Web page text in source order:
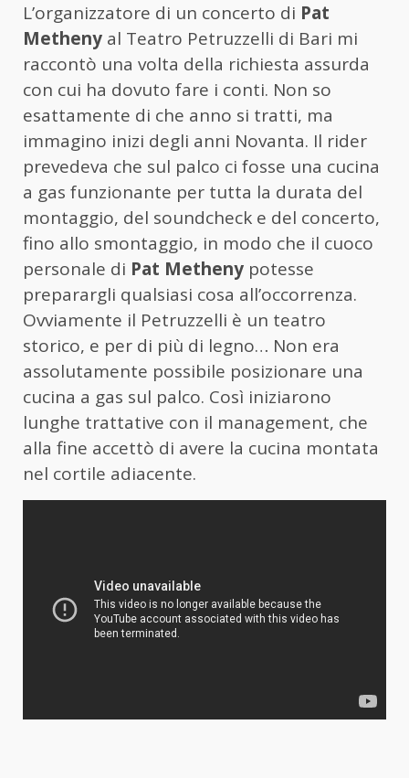
L’organizzatore di un concerto di Pat
Metheny al Teatro Petruzzelli di Bari mi
raccontò una volta della richiesta assurda
con cui ha dovuto fare i conti. Non so
esattamente di che anno si tratti, ma
immagino inizi degli anni Novanta. Il rider
prevedeva che sul palco ci fosse una cucina
a gas funzionante per tutta la durata del
montaggio, del soundcheck e del concerto,
fino allo smontaggio, in modo che il cuoco
personale di Pat Metheny potesse
preparargli qualsiasi cosa all’occorrenza.
Ovviamente il Petruzzelli è un teatro
storico, e per di più di legno… Non era
assolutamente possibile posizionare una
cucina a gas sul palco. Così iniziarono
lunghe trattative con il management, che
alla fine accettò di avere la cucina montata
nel cortile adiacente.